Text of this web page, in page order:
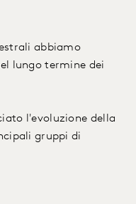
abbiamo
lungo termine dei
l'evoluzione della
gruppi di